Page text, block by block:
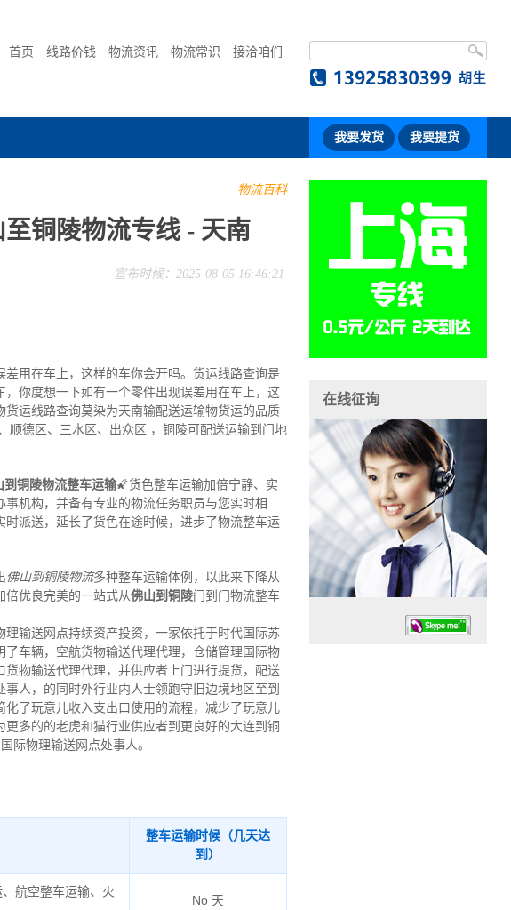
首页 线路价钱 物流资讯 物流常识 接洽咱们
我要发货 我要提货
物流百科
铜陵物流专线 - 天南
宣布时候：2025-08-05 16:46:21
用在车上，这样的车你会开吗。货运线路查询是
你度想一下如有一个零件出现误差用在车上，这
运线路查询莫染为天南输配送运输物货运的品质
顺德区、三水区、出众区 ，铜陵可配送运输到门地
到铜陵物流整车运输🌠货色整车运输加倍宁静、实
机构，并备有专业的物流任务职员与您实时相
派送，延长了货色在途时候，进步了物流整车运
佛山到铜陵物流多种整车运输体例，以此来下降从
优良完美的一站式从佛山到铜陵门到门物流整车
输送网点持续资产投资，一家依托于时代国际苏
车辆，空航货物输送代理代理，仓储管理国际物
物输送代理代理，并供应者上门进行提货，配送
人，的同时外行业内人士领跑守旧边境地区至到
了玩意儿收入支出口使用的流程，减少了玩意儿
多的的老虎和猫行业供应者到更良好的大连到铜
际物理输送网点处事人。
整车运输时候（几天达
到）
航空整车运输、火
No 天
在线征询